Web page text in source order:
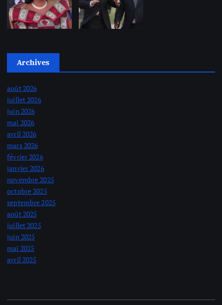
Archives
août 2026
juillet 2026
juin 2026
mai 2026
avril 2026
mars 2026
février 2026
janvier 2026
novembre 2025
octobre 2025
septembre 2025
août 2025
juillet 2025
juin 2025
mai 2025
avril 2025